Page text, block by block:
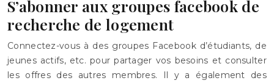
S’abonner aux groupes facebook de
recherche de logement
Connectez-vous à des groupes Facebook d’étudiants, de
jeunes actifs, etc. pour partager vos besoins et consulter
les offres des autres membres. Il y a également des